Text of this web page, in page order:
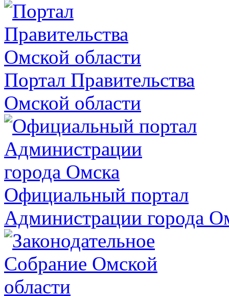
Портал Правительства
Омской области
Официальный портал
Администрации города